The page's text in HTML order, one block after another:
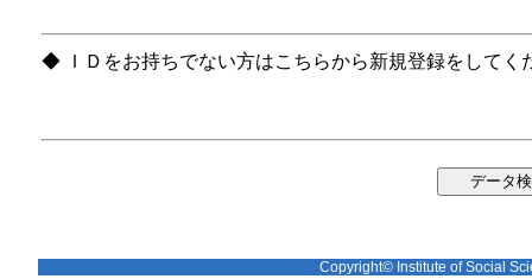
◆ ＩＤをお持ちでない方はこちらから新規登録をしてく
Copyright© Institute of Social